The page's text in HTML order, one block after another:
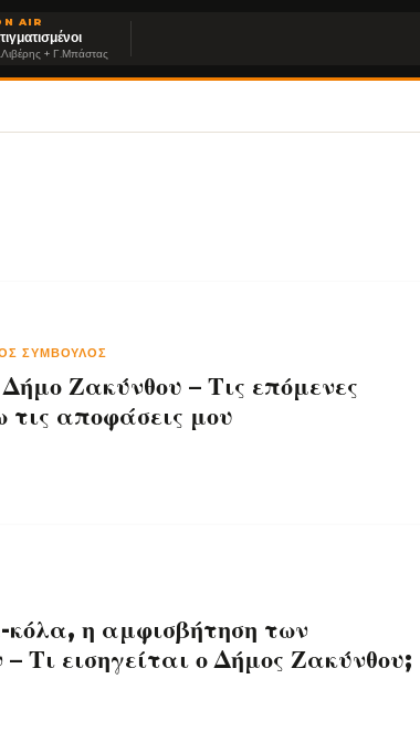
AIR
+ Γ.Μπάστας
ΣΎΜΒΟΥΛΟΣ
Ζακύνθου – Τις επόμενες
τις αποφάσεις μου
η αμφισβήτηση των
Τι εισηγείται ο Δήμος Ζακύνθου;